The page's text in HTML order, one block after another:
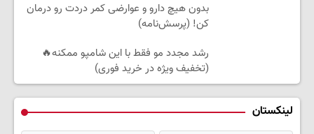
بدون هیچ دارو و عوارضی کمر دردت رو درمان
کن! (پرسش‌نامه)
رشد مجدد مو فقط با این شامپو ممکنه🔥
(تخفیف ویژه در خرید فوری)
لینکستان